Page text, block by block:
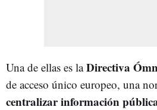
Una de ellas es laDirectiva
de acceso único europeo, una
centralizar información